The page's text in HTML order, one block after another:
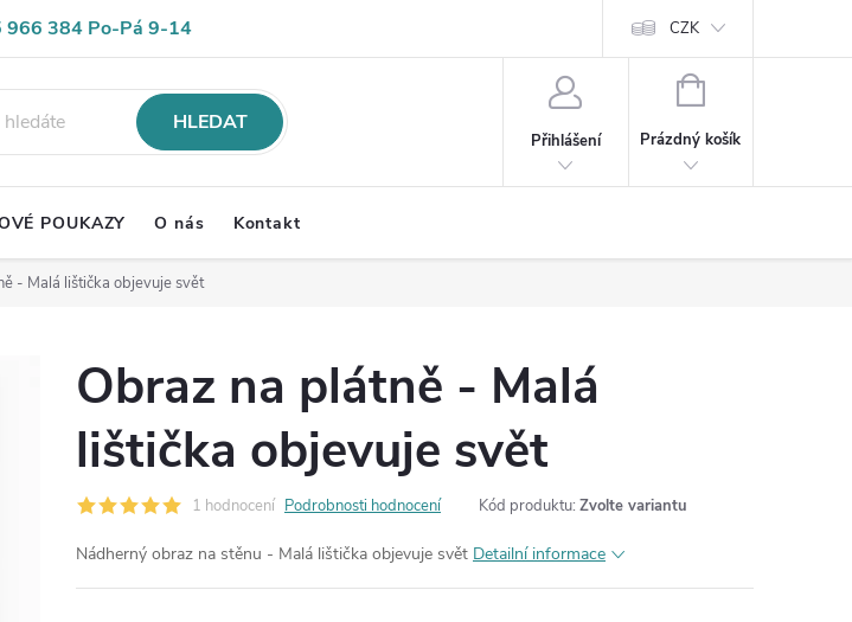
966 384 Po-Pá 9-14
Obch. podmínky Ochrana os. údajů Kontakt
CZK
HLEDAT
Přihlášení
NÁKUPNÍ
Prázdný košík
POUKAZY O nás Kontakt
- Malá lištička objevuje svět
Obraz na plátně - Malá
lištička objevuje svět
1 hodnocení Podrobnosti hodnocení Kód produktu: Zvolte variantu
Nádherný obraz na stěnu - Malá lištička objevuje svět Detailní informace